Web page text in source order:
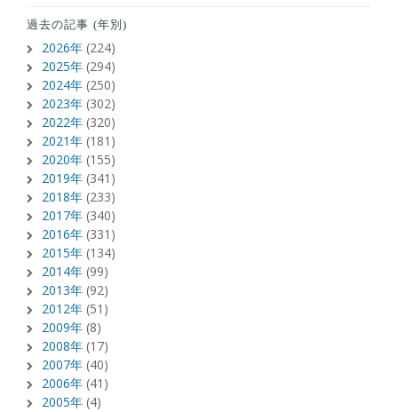
過去の記事 (年別)
2026年 (224)
2025年 (294)
2024年 (250)
2023年 (302)
2022年 (320)
2021年 (181)
2020年 (155)
2019年 (341)
2018年 (233)
2017年 (340)
2016年 (331)
2015年 (134)
2014年 (99)
2013年 (92)
2012年 (51)
2009年 (8)
2008年 (17)
2007年 (40)
2006年 (41)
2005年 (4)